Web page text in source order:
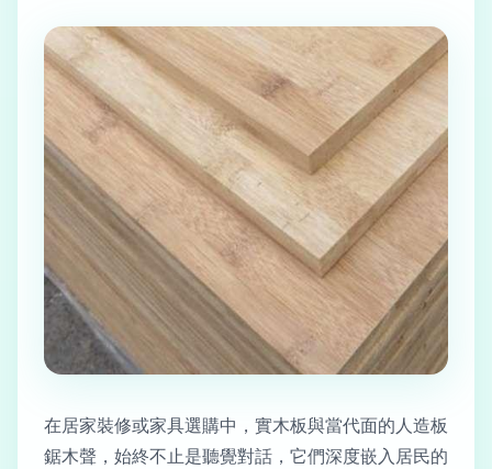
在居家裝修或家具選購中，實木板與當代面的人造板
鋸木聲，始終不止是聽覺對話，它們深度嵌入居民的